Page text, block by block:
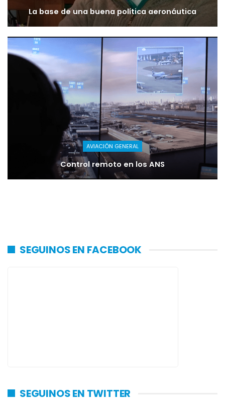
La base de una buena política aeronáutica
AVIACIÓN GENERAL
Control remoto en los ANS
SEGUINOS EN FACEBOOK
SEGUINOS EN TWITTER